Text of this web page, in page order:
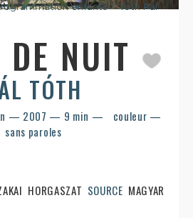
enfants>Toth Pal
DE NUIT
TÓTH
— 2007 — 9 min — couleur —
sans paroles
HORGASZAT SOURCE MAGYAR